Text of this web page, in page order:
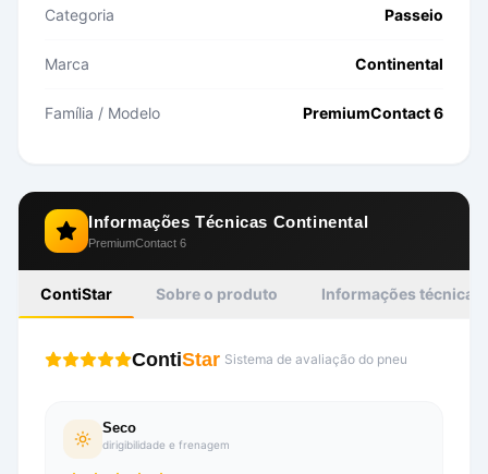
Categoria Passeio
Marca Continental
Família / Modelo PremiumContact 6
Informações Técnicas Continental
PremiumContact 6
ContiStar Sobre o produto Informações técnicas
ContiStar Sistema de avaliação do pneu
Seco
dirigibilidade e frenagem